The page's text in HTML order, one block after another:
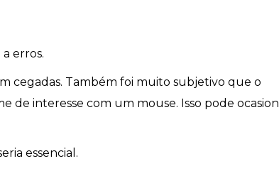
erros.
cegadas. Também foi muito subjetivo que o
de interesse com um mouse. Isso pode
essencial.